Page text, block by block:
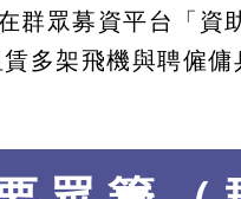
群眾募資平台「
多架飛機與聘僱